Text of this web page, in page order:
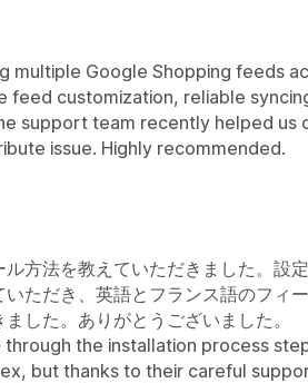
multiple Google Shopping feeds
feed customization, reliable
support team recently helped us
issue. Highly recommended.
方法を教えていただきました。設
ただき、英語とフランス語のフィ
した。ありがとうございました。
the installation process
but thanks to their careful